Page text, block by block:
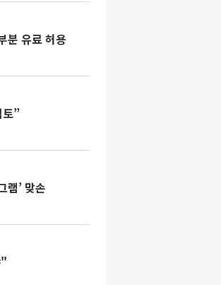
분 유료 허용
”
램’ 맞손